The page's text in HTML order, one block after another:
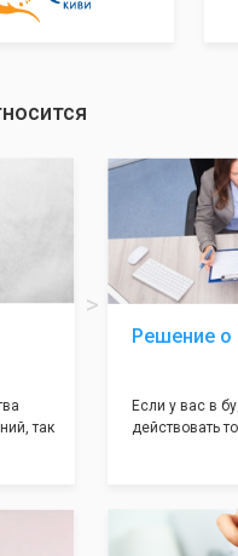
так
Решение о
Если у вас в
действовать
грамотно
нужно будет